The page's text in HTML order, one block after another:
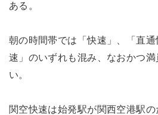
ある。
朝の時間帯では「快速」、「直
速」のいずれも混み、なおかつ
い。
関空快速は始発駅が関西空港駅